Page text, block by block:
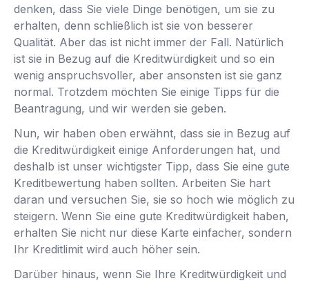
denken, dass Sie viele Dinge benötigen, um sie zu
erhalten, denn schließlich ist sie von besserer
Qualität. Aber das ist nicht immer der Fall. Natürlich
ist sie in Bezug auf die Kreditwürdigkeit und so ein
wenig anspruchsvoller, aber ansonsten ist sie ganz
normal. Trotzdem möchten Sie einige Tipps für die
Beantragung, und wir werden sie geben.
Nun, wir haben oben erwähnt, dass sie in Bezug auf
die Kreditwürdigkeit einige Anforderungen hat, und
deshalb ist unser wichtigster Tipp, dass Sie eine gute
Kreditbewertung haben sollten. Arbeiten Sie hart
daran und versuchen Sie, sie so hoch wie möglich zu
steigern. Wenn Sie eine gute Kreditwürdigkeit haben,
erhalten Sie nicht nur diese Karte einfacher, sondern
Ihr Kreditlimit wird auch höher sein.
Darüber hinaus, wenn Sie Ihre Kreditwürdigkeit und